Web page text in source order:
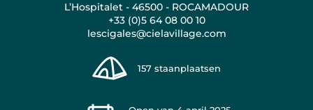
L’Hospitalet - 46500 - ROCAMADOUR
+33 (0)5 64 08 00 10
lescigales@cielavillage.com
157 staanplaatsen